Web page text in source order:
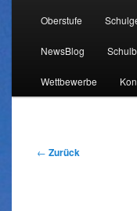
Inhalt
wechseln
Oberstufe
NewsBlog
Wettbewerbe
Beitragsnavigation
← Zurück